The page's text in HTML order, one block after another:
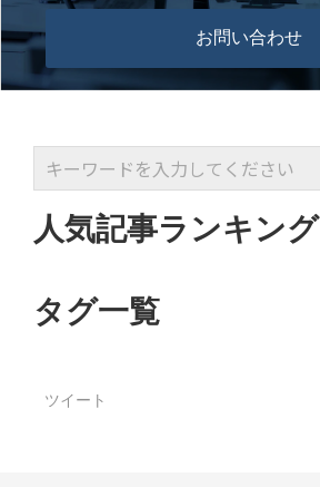
お問い合わせ
人気記事ランキング
タグ一覧
ツイート